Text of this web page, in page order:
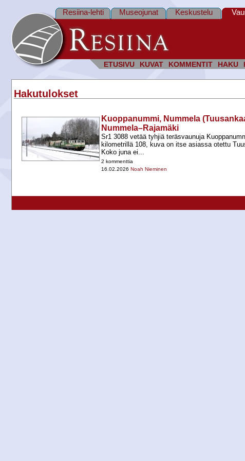
ETUSIVU KUVAT KOMMENTIT HAKU
Resiina-lehti Museojunat Keskustelu
Hakutulokset
Kuoppanummi, Nummela
Nummela–Rajamäki
Sr1 3088 vetää tyhjiä teräsvaunuja
kilometrillä 108, kuva on itse asiassa otettu
Koko juna ei...
2 kommenttia
16.02.2026 Noah Nieminen